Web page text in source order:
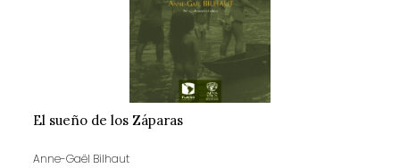
El sueño de los Záparas
Anne-Gaël Bilhaut